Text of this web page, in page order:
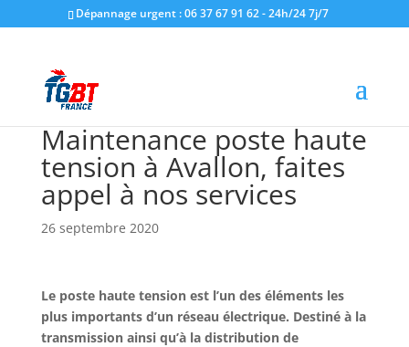
Dépannage urgent : 06 37 67 91 62 - 24h/24 7j/7
Maintenance poste haute
tension à Avallon, faites
appel à nos services
26 septembre 2020
Le poste haute tension est l’un des éléments les
plus importants d’un réseau électrique. Destiné à la
transmission ainsi qu’à la distribution de